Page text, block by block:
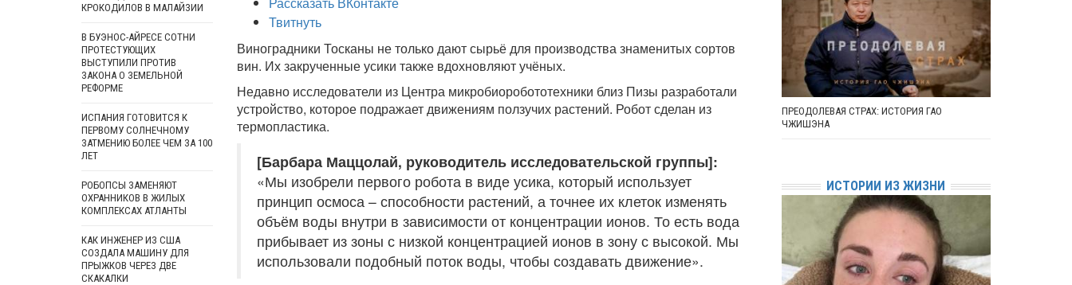
Твитнуть
Виноградники Тосканы не только дают сырьё для производства знаменитых сортов
вин. Их закрученные усики также вдохновляют учёных.
Недавно исследователи из Центра микробиоробототехники близ Пизы разработали
устройство, которое подражает движениям ползучих растений. Робот сделан из
термопластика.
[Барбара Маццолай, руководитель исследовательской группы]:
«Мы изобрели первого робота в виде усика, который использует
принцип осмоса – способности растений, а точнее их клеток изменять
объём воды внутри в зависимости от концентрации ионов. То есть вода
прибывает из зоны с низкой концентрацией ионов в зону с высокой. Мы
использовали подобный поток воды, чтобы создавать движение».
КРОКОДИЛОВ В МАЛАЙЗИИ
В БУЭНОС-АЙРЕСЕ СОТНИ
ПРОТЕСТУЮЩИХ
ВЫСТУПИЛИ ПРОТИВ
ЗАКОНА О ЗЕМЕЛЬНОЙ
РЕФОРМЕ
ИСПАНИЯ ГОТОВИТСЯ К
ПЕРВОМУ СОЛНЕЧНОМУ
ЗАТМЕНИЮ БОЛЕЕ ЧЕМ ЗА 100
ЛЕТ
РОБОПСЫ ЗАМЕНЯЮТ
ОХРАННИКОВ В ЖИЛЫХ
КОМПЛЕКСАХ АТЛАНТЫ
КАК ИНЖЕНЕР ИЗ США
СОЗДАЛА МАШИНУ ДЛЯ
ПРЫЖКОВ ЧЕРЕЗ ДВЕ
СКАКАЛКИ
ПРЕОДОЛЕВАЯ СТРАХ: ИСТОРИЯ ГАО
ЧЖИШЭНА
ИСТОРИИ ИЗ ЖИЗНИ